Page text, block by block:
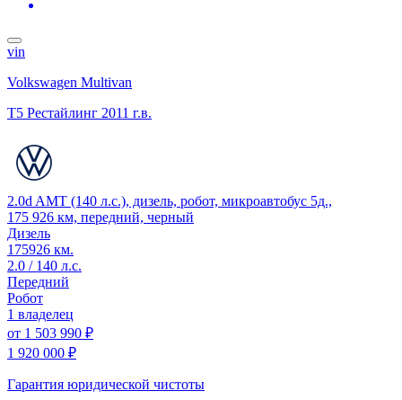
vin
Volkswagen Multivan
T5 Рестайлинг 2011 г.в.
2.0d AMT (140 л.с.), дизель, робот, микроавтобус 5д.,
175 926 км, передний, черный
Дизель
175926 км.
2.0 / 140 л.с.
Передний
Робот
1 владелец
от 1 503 990 ₽
1 920 000 ₽
Гарантия юридической чистоты